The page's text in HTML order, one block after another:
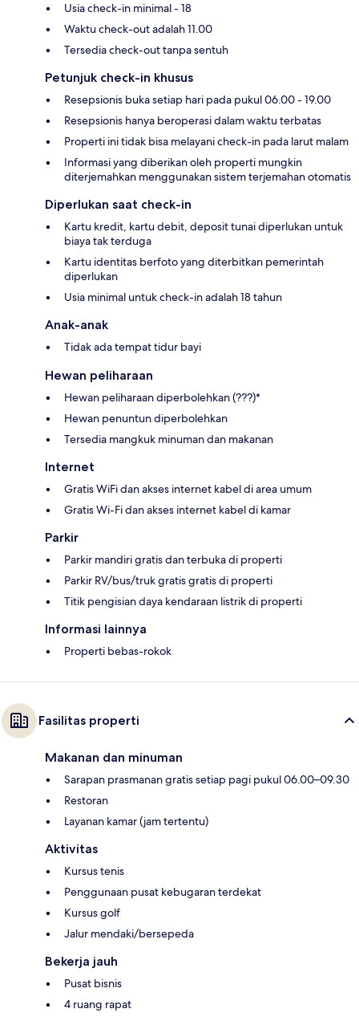
Usia check-in minimal - 18
Waktu check-out adalah 11.00
Tersedia check-out tanpa sentuh
Petunjuk check-in khusus
Resepsionis buka setiap hari pada pukul 06.00 - 19.00
Resepsionis hanya beroperasi dalam waktu terbatas
Properti ini tidak bisa melayani check-in pada larut malam
Informasi yang diberikan oleh properti mungkin
diterjemahkan menggunakan sistem terjemahan otomatis
Diperlukan saat check-in
Kartu kredit, kartu debit, deposit tunai diperlukan untuk
biaya tak terduga
Kartu identitas berfoto yang diterbitkan pemerintah
diperlukan
Usia minimal untuk check-in adalah 18 tahun
Anak-anak
Tidak ada tempat tidur bayi
Hewan peliharaan
Hewan peliharaan diperbolehkan (???)*
Hewan penuntun diperbolehkan
Tersedia mangkuk minuman dan makanan
Internet
Gratis WiFi dan akses internet kabel di area umum
Gratis Wi-Fi dan akses internet kabel di kamar
Parkir
Parkir mandiri gratis dan terbuka di properti
Parkir RV/bus/truk gratis gratis di properti
Titik pengisian daya kendaraan listrik di properti
Informasi lainnya
Properti bebas-rokok
Fasilitas properti
Makanan dan minuman
Sarapan prasmanan gratis setiap pagi pukul 06.00–09.30
Restoran
Layanan kamar (jam tertentu)
Aktivitas
Kursus tenis
Penggunaan pusat kebugaran terdekat
Kursus golf
Jalur mendaki/bersepeda
Bekerja jauh
Pusat bisnis
4 ruang rapat